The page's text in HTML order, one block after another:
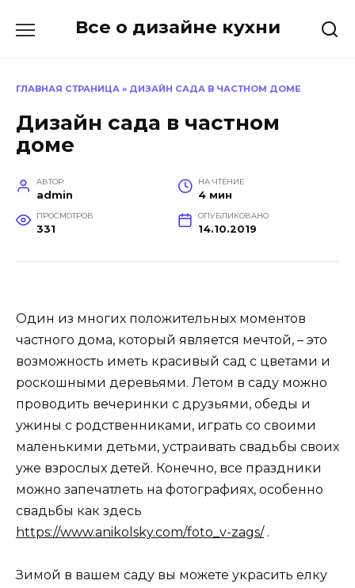
Все о дизайне кухни
ГЛАВНАЯ СТРАНИЦА » ДИЗАЙН САДА В ЧАСТНОМ ДОМЕ
Дизайн сада в частном
доме
АВТОР
admin
НА ЧТЕНИЕ
4 мин
ПРОСМОТРОВ
331
ОПУБЛИКОВАНО
14.10.2019
Один из многих положительных моментов
частного дома, который является мечтой, – это
возможность иметь красивый сад с цветами и
роскошными деревьями. Летом в саду можно
проводить вечеринки с друзьями, обеды и
ужины с родственниками, играть со своими
маленькими детьми, устраивать свадьбы своих
уже взрослых детей. Конечно, все праздники
можно запечатлеть на фотографиях, особенно
свадьбы как здесь
https://www.anikolsky.com/foto_v-zags/ .
Зимой в вашем саду вы можете украсить елку